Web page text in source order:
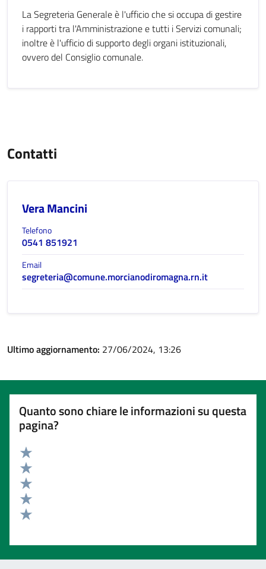
La Segreteria Generale è l'ufficio che si occupa di gestire
i rapporti tra l'Amministrazione e tutti i Servizi comunali;
inoltre è l'ufficio di supporto degli organi istituzionali,
ovvero del Consiglio comunale.
Contatti
Vera Mancini
Telefono
0541 851921
Email
segreteria@comune.morcianodiromagna.rn.it
Ultimo aggiornamento: 27/06/2024, 13:26
Quanto sono chiare le informazioni su questa
pagina?
Valuta 5 stelle su 5
Valuta 4 stelle su 5
Valuta 3 stelle su 5
Valuta 2 stelle su 5